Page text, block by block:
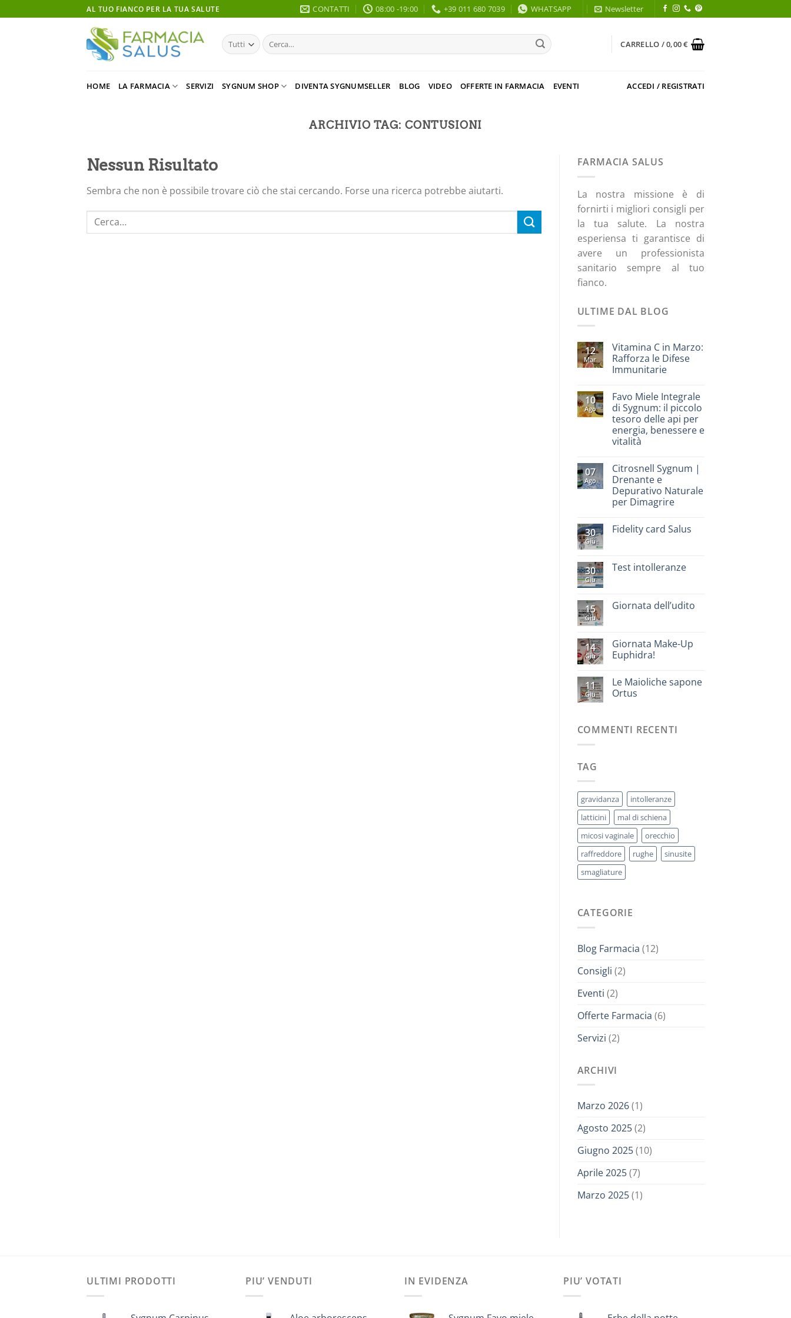
ai
AL TUO FIANCO PER LA TUA SALUTE CONTATTI 08:00 -19:00 +39 011 680 7039 WHATSAPP Newsletter
Cerca: CARRELLO /0,00€
HOME LA FARMACIA SERVIZI SYGNUM SHOP DIVENTA SYGNUMSELLER BLOG VIDEO OFFERTE IN FARMACIA EVENTI ACCEDI / REGISTRATI
ARCHIVIO TAG:CONTUSIONI
Nessun Risultato
Sembra che non è possibile trovare ciò che stai cercando. Forse una ricerca potrebbe aiutarti.
FARMACIA SALUS
La nostra missione è di
fornirti i migliori consigli per
la tua salute. La nostra
esperiensa ti garantisce di
avere un professionista
sanitario sempre al tuo
fianco.
ULTIME DAL BLOG
12
Mar
Vitamina C in Marzo:
Rafforza le Difese
Immunitarie
10
Ago
Favo Miele Integrale
di Sygnum: il piccolo
tesoro delle api per
energia, benessere e
vitalità
07
Ago
Citrosnell Sygnum |
Drenante e
Depurativo Naturale
per Dimagrire
30
Giu
Fidelity card Salus
30
Giu
Test intolleranze
15
Giu
Giornata dell’udito
14
Giu
Giornata Make-Up
Euphidra!
11
Giu
Le Maioliche sapone
Ortus
COMMENTI RECENTI
TAG
gravidanza
intolleranze
latticini
mal di schiena
micosi vaginale
orecchio
raffreddore
rughe
sinusite
smagliature
CATEGORIE
Blog Farmacia (12)
Consigli (2)
Eventi (2)
Offerte Farmacia (6)
Servizi (2)
ARCHIVI
Marzo 2026(1)
Agosto 2025(2)
Giugno 2025(10)
Aprile 2025(7)
Marzo 2025(1)
ULTIMI PRODOTTI PIU’ VENDUTI IN EVIDENZA PIU’ VOTATI